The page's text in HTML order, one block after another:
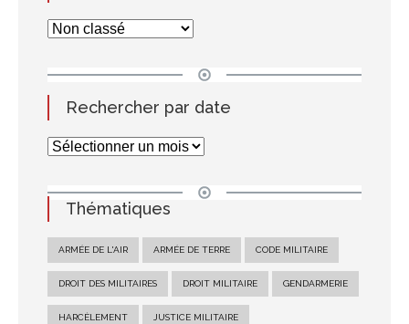
Rechercher par date
Thématiques
ARMÉE DE L'AIR ARMÉE DE TERRE CODE MILITAIRE
DROIT DES MILITAIRES DROIT MILITAIRE GENDARMERIE
HARCÈLEMENT JUSTICE MILITAIRE